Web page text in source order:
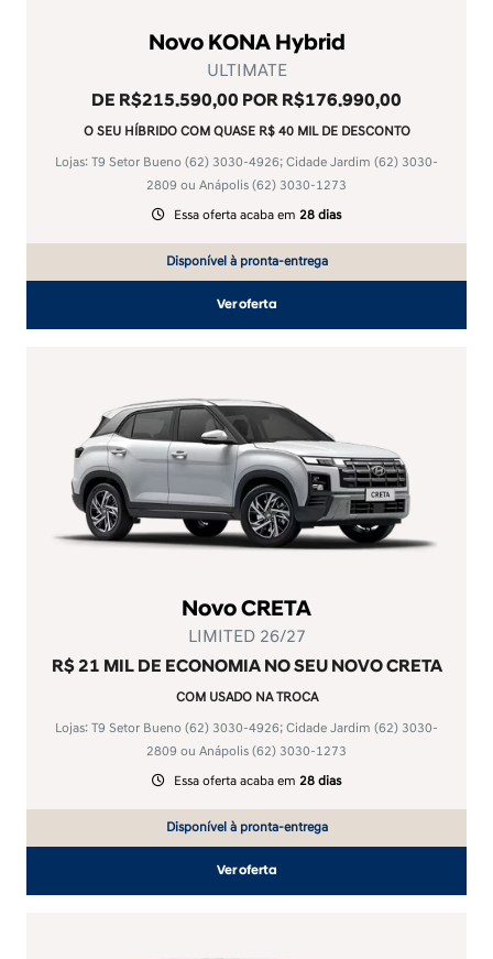
Novo KONA Hybrid
ULTIMATE
DE R$215.590,00 POR R$176.990,00
O SEU HÍBRIDO COM QUASE R$ 40 MIL DE DESCONTO
Lojas: T9 Setor Bueno (62) 3030-4926; Cidade Jardim (62) 3030-
2809 ou Anápolis (62) 3030-1273
Essa oferta acaba em 28 dias
Disponível à pronta-entrega
Ver oferta
Novo CRETA
LIMITED 26/27
R$ 21 MIL DE ECONOMIA NO SEU NOVO CRETA
COM USADO NA TROCA
Lojas: T9 Setor Bueno (62) 3030-4926; Cidade Jardim (62) 3030-
2809 ou Anápolis (62) 3030-1273
Essa oferta acaba em 28 dias
Disponível à pronta-entrega
Ver oferta